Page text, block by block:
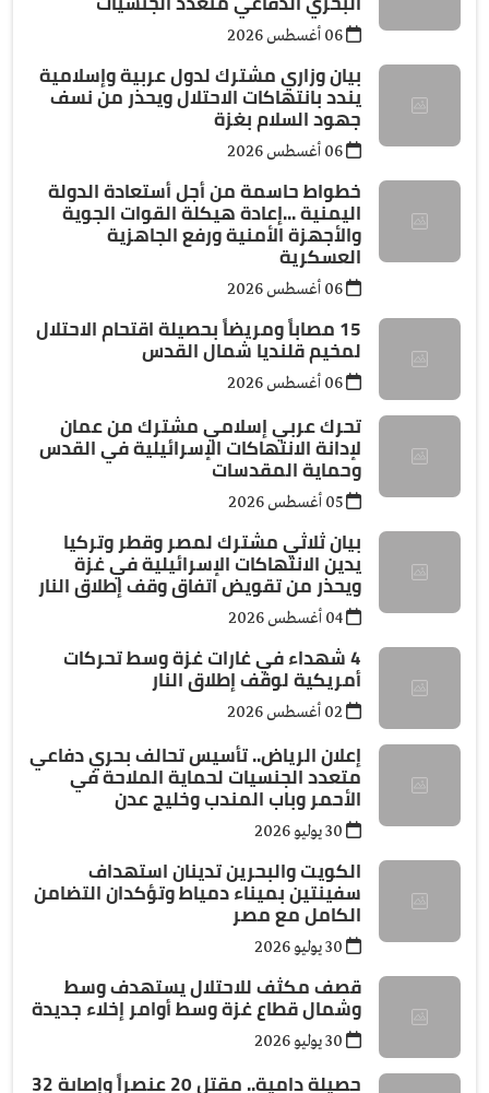
بيان وزاري مشترك لدول عربية وإسلامية
يندد بانتهاكات الاحتلال ويحذر من نسف
جهود السلام بغزة
خطواط حاسمة من أجل أستعادة الدولة
اليمنية ...إعادة هيكلة القوات الجوية
والأجهزة الأمنية ورفع الجاهزية
العسكرية
15 مصاباً ومريضاً بحصيلة اقتحام الاحتلال
لمخيم قلنديا شمال القدس
تحرك عربي إسلامي مشترك من عمان
لإدانة الانتهاكات الإسرائيلية في القدس
وحماية المقدسات
بيان ثلاثي مشترك لمصر وقطر وتركيا
يدين الانتهاكات الإسرائيلية في غزة
ويحذر من تقويض اتفاق وقف إطلاق النار
4 شهداء في غارات غزة وسط تحركات
أمريكية لوقف إطلاق النار
إعلان الرياض.. تأسيس تحالف بحري دفاعي
متعدد الجنسيات لحماية الملاحة في
الأحمر وباب المندب وخليج عدن
الكويت والبحرين تدينان استهداف
سفينتين بميناء دمياط وتؤكدان التضامن
الكامل مع مصر
قصف مكثف للاحتلال يستهدف وسط
وشمال قطاع غزة وسط أوامر إخلاء جديدة
حصيلة دامية.. مقتل 20 عنصراً وإصابة 32